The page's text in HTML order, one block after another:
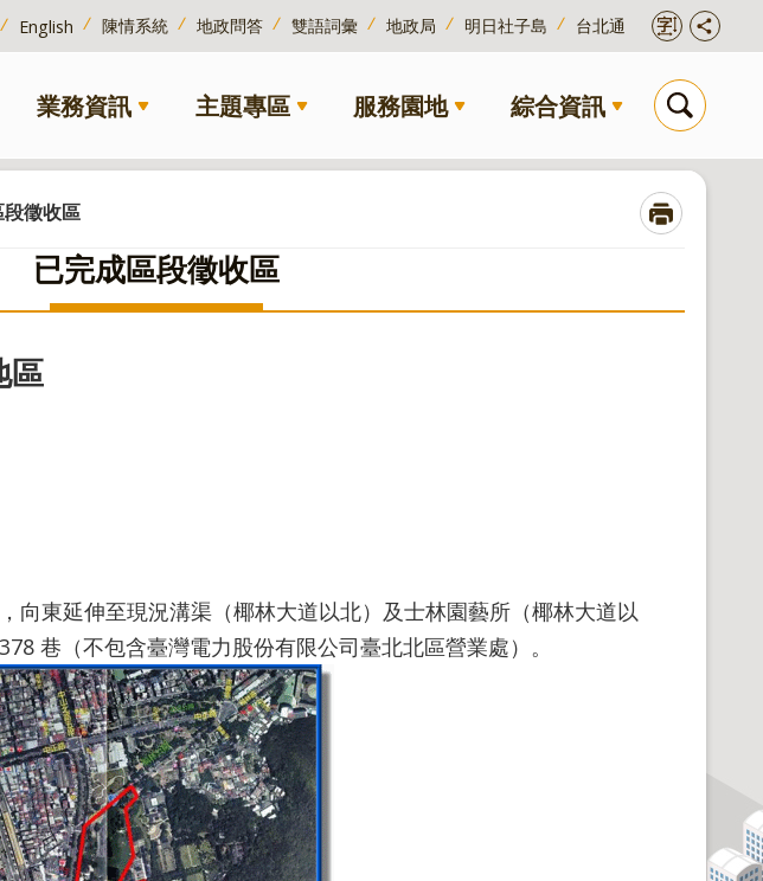
English 陳情系統 地政問答 雙語詞彙 地政局 明日社子島 台北通
業務資訊 主題專區 服務園地 綜合資訊
徵收區
已完成區段徵收區
區
向東延伸至現況溝渠（椰林大道以北）及士林園藝所（椰林大道以
巷（不包含臺灣電力股份有限公司臺北北區營業處）。